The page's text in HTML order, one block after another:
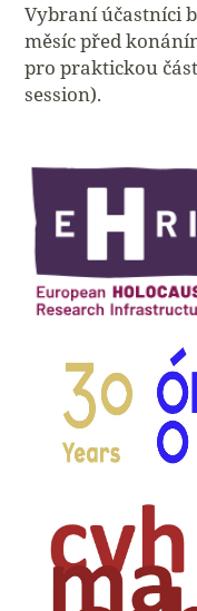
Vybraní účastníci
měsíc před
pro praktickou
session).